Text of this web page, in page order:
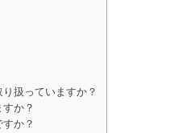
扱っていますか？
か？
か？